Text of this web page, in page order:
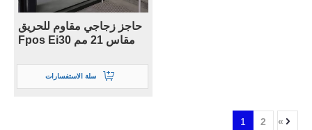
حاجز زجاجي مقاوم للحريق
مقاس 21 مم Fpos Ei30
سلة الاستفسارات
1 2 »